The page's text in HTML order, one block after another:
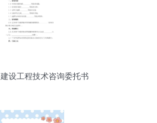
建设工程技术咨询委托书